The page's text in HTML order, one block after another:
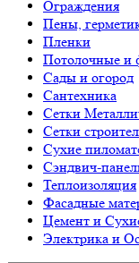
Ограждения
Пены,
Пленки
Потолочные и
Сады и огород
Сантехника
Сетки
Сетки
Сухие
Сэндвич-
Теплоизоляция
Фасадные
Цемент и
Электрика и